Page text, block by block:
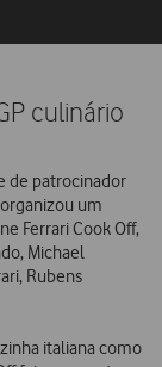
culinário
de patrocinador
um
Ferrari Cook Off,
Michael
Rubens
italiana como